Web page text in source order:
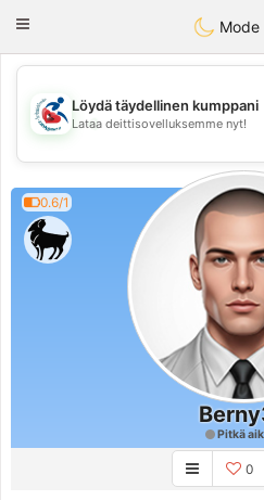
Handi
Toggle
Mode
💖
💕
Löydä täydellinen kumppani
Lataa deittisovelluksemme nyt!
0.6/1
Pitkä
0